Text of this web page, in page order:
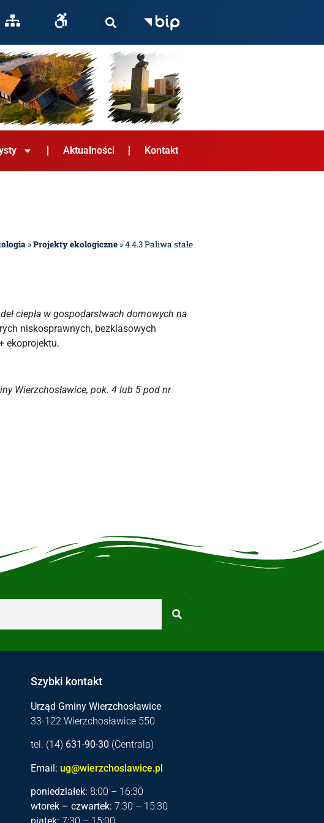
Aktualności Kontakt
»Projekty ekologiczne »4.4.3 Paliwa stałe
ciepła w gospodarstwach domowych na
niskosprawnych, bezklasowych
ekoprojektu.
Wierzchosławice, pok. 4 lub 5 pod nr
Szybki kontakt
Urząd Gminy Wierzchosławice
33-122 Wierzchosławice 550
tel. (14) 631-90-30 (Centrala)
Email: ug@wierzchoslawice.pl
poniedziałek: 8:00 – 16:30
wtorek – czwartek: 7:30 – 15:30